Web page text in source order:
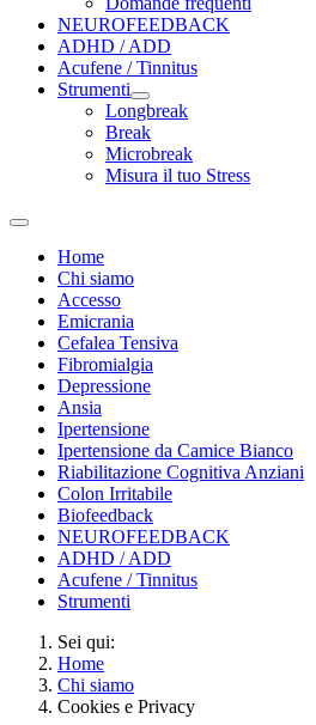
NEUROFEEDBACK
ADHD / ADD
Acufene / Tinnitus
Strumenti
Longbreak
Break
Microbreak
Misura il tuo Stress
Home
Chi siamo
Accesso
Emicrania
Cefalea Tensiva
Fibromialgia
Depressione
Ansia
Ipertensione
Ipertensione da Camice Bianco
Riabilitazione Cognitiva Anziani
Colon Irritabile
Biofeedback
NEUROFEEDBACK
ADHD / ADD
Acufene / Tinnitus
Strumenti
Sei qui:
Home
Chi siamo
Cookies e Privacy